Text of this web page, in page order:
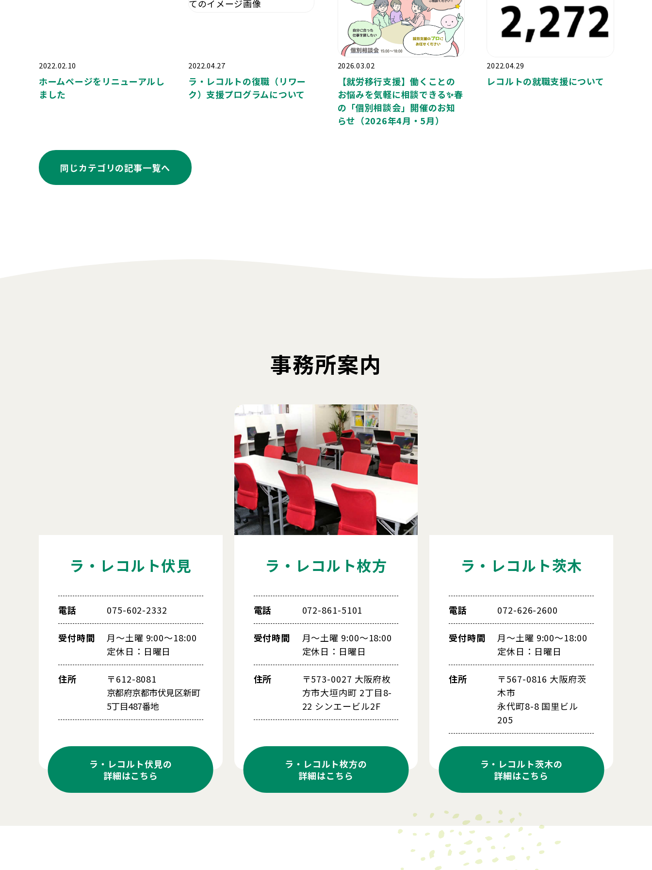
2022.02.10
ホームページをリニューアルし
ました
2022.04.27
ラ・レコルトの復職（リワー
ク）支援プログラムについて
2026.03.02
【就労移行支援】働くことの
お悩みを気軽に相談できる✨春
の「個別相談会」開催のお知
らせ（2026年4月・5月）
2022.04.29
レコルトの就職支援について
同じカテゴリの記事⼀覧へ
事務所案内
ラ・レコルト伏見
電話 075-602-2332
受付時間
月～土曜 9:00～18:00
定休日：日曜日
住所
〒612-8081
京都府京都市伏見区新町
5丁目487番地
ラ・レコルト伏見の
詳細はこちら
ラ・レコルト枚方
電話 072-861-5101
受付時間
月～土曜 9:00～18:00
定休日：日曜日
住所
〒573-0027 大阪府枚
方市大垣内町 2丁目8-
22 シンエービル2F
ラ・レコルト枚方の
詳細はこちら
ラ・レコルト茨木
電話 072-626-2600
受付時間
月～土曜 9:00～18:00
定休日：日曜日
住所
〒567-0816 大阪府茨
木市
永代町8-8 国里ビル
205
ラ・レコルト茨木の
詳細はこちら